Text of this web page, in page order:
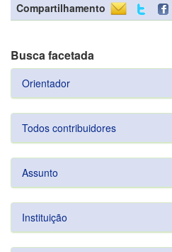
Compartilhamento
Busca facetada
Orientador
Todos contribuidores
Assunto
Instituição